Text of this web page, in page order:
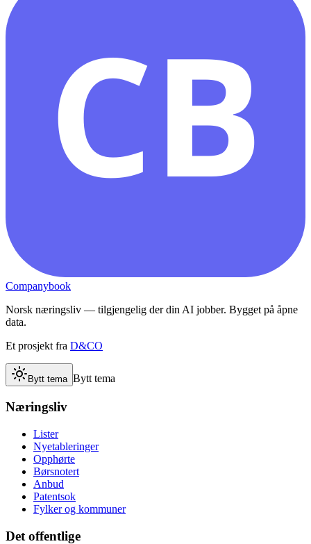
CB
Companybook
Norsk næringsliv — tilgjengelig der din AI jobber. Bygget på åpne
data.
Et prosjekt fra D&CO
Bytt tema Bytt tema
Næringsliv
Lister
Nyetableringer
Opphørte
Børsnotert
Anbud
Patentsok
Fylker og kommuner
Det offentlige